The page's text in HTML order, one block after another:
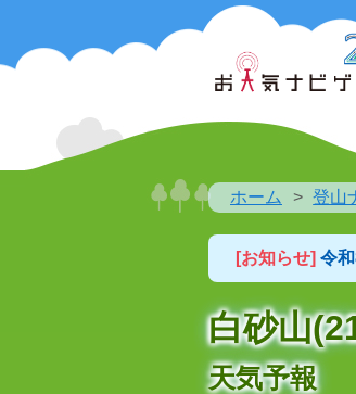
ホーム 登山
[お知らせ] 令
白砂山
天気予報